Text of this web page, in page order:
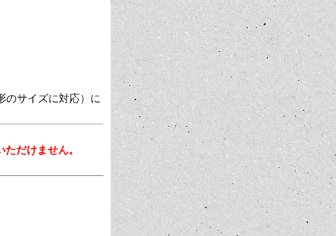
のサイズに対応）に
だけません。